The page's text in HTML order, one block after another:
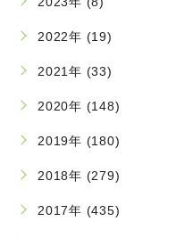
2022年 (19)
2021年 (33)
2020年 (148)
2019年 (180)
2018年 (279)
2017年 (435)